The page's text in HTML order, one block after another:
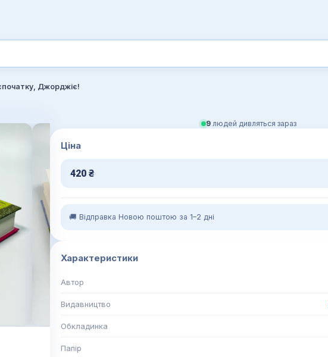
Джорджіє!
9 людей дивляться зараз
Ціна
420 ₴
🚚 Відправка Новою поштою за 1–2 дні
Характеристики
Автор
Видавництво
Обкладинка
Папір